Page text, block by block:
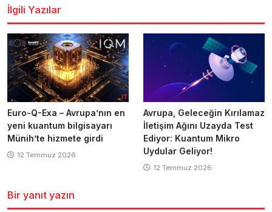
İlgili Yazılar
Euro-Q-Exa – Avrupa’nın en
yeni kuantum bilgisayarı
Münih’te hizmete girdi
12 Temmuz 2026
Avrupa, Geleceğin Kırılamaz
İletişim Ağını Uzayda Test
Ediyor: Kuantum Mikro
Uydular Geliyor!
12 Temmuz 2026
Bir yanıt yazın